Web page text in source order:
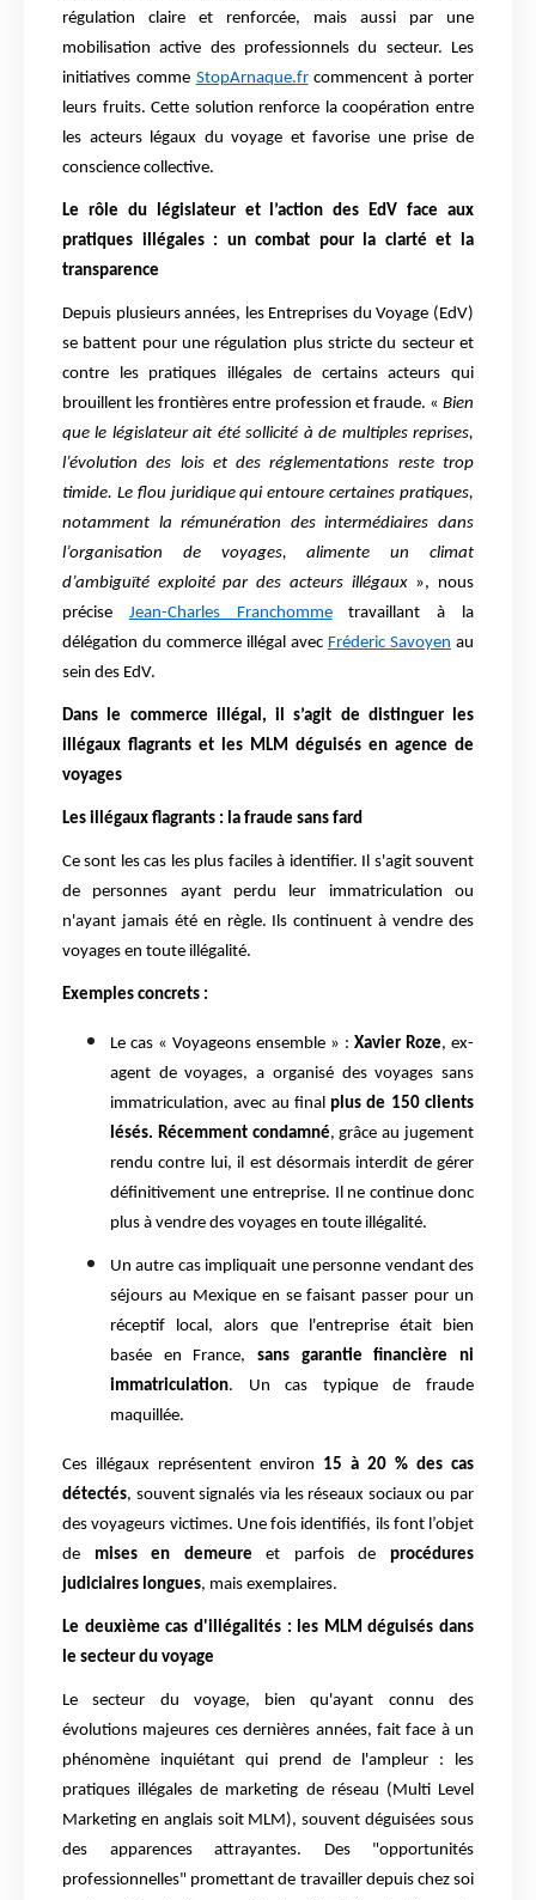
régulation claire et renforcée, mais aussi par une
mobilisation active des professionnels du secteur. Les
initiatives comme StopArnaque.frcommencent à porter
leurs fruits. Cette solution renforce la coopération entre
les acteurs légaux du voyage et favorise une prise de
conscience collective.
Le rôle du législateur et l’action des EdV face aux
pratiques illégales : un combat pour la clarté et la
transparence
Depuis plusieurs années, les Entreprises du Voyage (EdV)
se battent pour une régulation plus stricte du secteur et
contre les pratiques illégales de certains acteurs qui
brouillent les frontières entre profession et fraude. « Bien
que le législateur ait été sollicité à de multiples reprises,
l’évolution des lois et des réglementations reste trop
timide. Le flou juridique qui entoure certaines pratiques,
notamment la rémunération des intermédiaires dans
l’organisation de voyages, alimente un climat
d’ambiguïté exploité par des acteurs illégaux», nous
précise Jean-Charles Franchommetravaillant à la
délégation du commerce illégal avec Fréderic Savoyen au
sein des EdV.
Dans le commerce illégal, il s’agit de distinguer les
illégaux flagrants et les MLM déguisés en agence de
voyages
Les illégaux flagrants : la fraude sans fard
Ce sont les cas les plus faciles à identifier. Il s'agit souvent
de personnes ayant perdu leur immatriculation ou
n'ayant jamais été en règle. Ils continuent à vendre des
voyages en toute illégalité.
Exemples concrets :
Le cas « Voyageons ensemble » : Xavier Roze, ex-
agent de voyages, a organisé des voyages sans
immatriculation, avec au finalplus de 150 clients
lésés. Récemment condamné, grâce au jugement
rendu contre lui, il est désormais interdit de gérer
définitivement une entreprise. Il ne continue donc
plus à vendre des voyages en toute illégalité.
Un autre cas impliquait une personne vendant des
séjours au Mexique en se faisant passer pour un
réceptif local, alors que l'entreprise était bien
basée en France, sans garantie financière ni
immatriculation. Un cas typique de fraude
maquillée.
Ces illégaux représentent environ 15 à 20 % des cas
détectés, souvent signalés via les réseaux sociaux ou par
des voyageurs victimes. Une fois identifiés, ils font l’objet
de mises en demeure et parfois deprocédures
judiciaires longues, mais exemplaires.
Le deuxième cas d'illégalités : les MLM déguisés dans
le secteur du voyage
Le secteur du voyage, bien qu'ayant connu des
évolutions majeures ces dernières années, fait face à un
phénomène inquiétant qui prend de l'ampleur : les
pratiques illégales de marketing de réseau (Multi Level
Marketing en anglais soit MLM), souvent déguisées sous
des apparences attrayantes. Des "opportunités
professionnelles" promettant de travailler depuis chez soi